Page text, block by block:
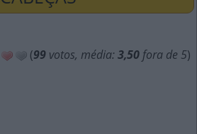
(99 votos, média: 3,50 fora de 5)